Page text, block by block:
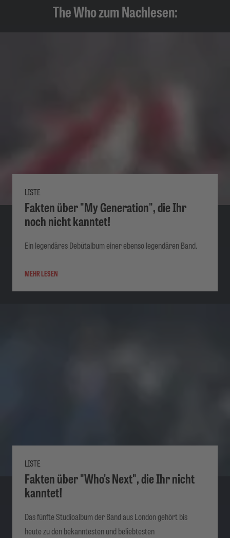
The Who zum Nachlesen:
LISTE
Fakten über "My Generation", die Ihr
noch nicht kanntet!
Ein legendäres Debütalbum einer ebenso legendären Band.
MEHR LESEN
LISTE
Fakten über "Who's Next", die Ihr nicht
kanntet!
Das fünfte Studioalbum der Band aus London gehört bis
heute zu den bekanntesten und beliebtesten